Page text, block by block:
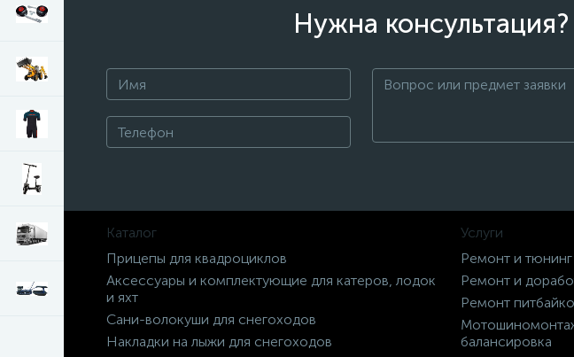
Нужна
Каталог
Прицепы для квадроциклов
Аксессуары и комплектующие для катеров, лодок
и яхт
Сани-волокуши для снегоходов
Накладки на лыжи для снегоходов
Услуги
Ремонт и
Ремонт и
Ремонт
балансировка